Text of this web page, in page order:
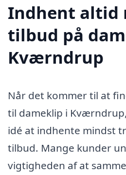
Indhent altid
tilbud på
Kværndrup
Når det kommer til at
til dameklip i
idé at indhente mindst
tilbud. Mange kunder
vigtigheden af at